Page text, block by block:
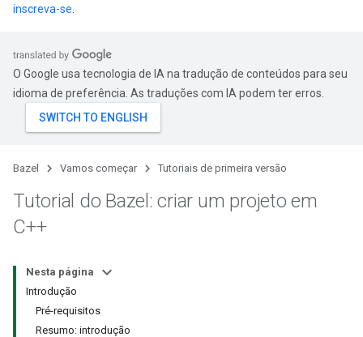
inscreva-se
O Google usa tecnologia de IA na tradução de conteúdos para seu
idioma de preferência. As traduções com IA podem ter erros.
Bazel Vamos começar Tutoriais de primeira versão
Tutorial do Bazel: criar um projeto em
C++
Nesta página
Introdução
Pré-requisitos
Resumo: introdução